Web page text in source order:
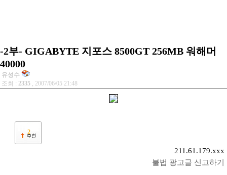
-2부- GIGABYTE 지포스 8500GT 256MB 워해머
40000
유성수
조회 : 2335 , 2007/06/05 21:48
2
211.61.179.xxx
불법 광고글 신고하기